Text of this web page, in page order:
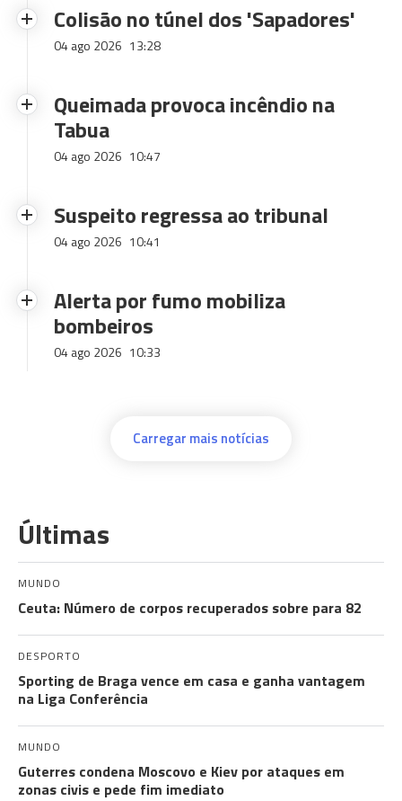
Colisão no túnel dos 'Sapadores'
04 ago 2026 13:28
Queimada provoca incêndio na
Tabua
04 ago 2026 10:47
Suspeito regressa ao tribunal
04 ago 2026 10:41
Alerta por fumo mobiliza
bombeiros
04 ago 2026 10:33
Carregar mais notícias
Últimas
MUNDO
Ceuta: Número de corpos recuperados sobre para 82
DESPORTO
Sporting de Braga vence em casa e ganha vantagem
na Liga Conferência
MUNDO
Guterres condena Moscovo e Kiev por ataques em
zonas civis e pede fim imediato